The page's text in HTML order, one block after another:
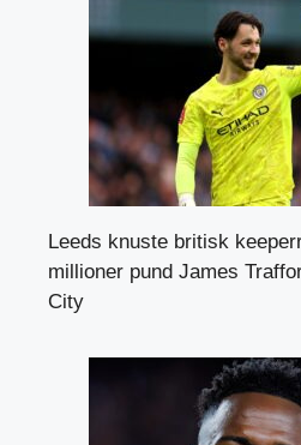
Leeds knuste britisk
millioner pund James
City